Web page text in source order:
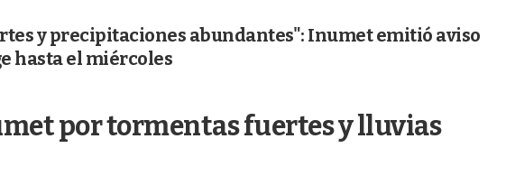
y precipitaciones abundantes": Inumet emitió aviso
hasta el miércoles
por tormentas fuertes y lluvias